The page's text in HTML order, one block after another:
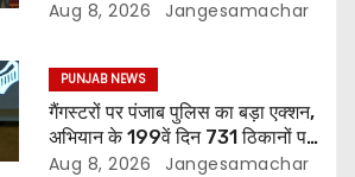
क्रिकेट का रोमांच
Aug 8, 2026 Jangesamachar
PUNJAB NEWS
गैंगस्टरों पर पंजाब पुलिस का बड़ा एक्शन,
अभियान के 199वें दिन 731 ठिकानों पर
छापेमारी; 429 गिरफ्तार
Aug 8, 2026 Jangesamachar